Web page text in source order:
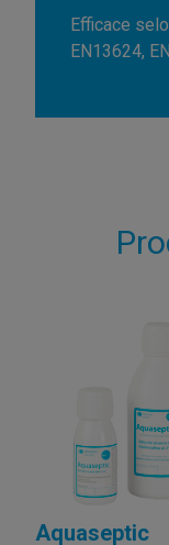
Efficace
EN13624,
Aquaseptic